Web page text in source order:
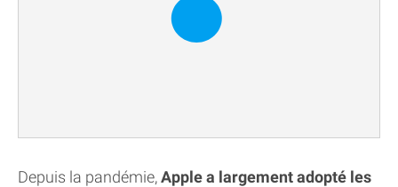
Depuis la pandémie,Apple a largement adopté les